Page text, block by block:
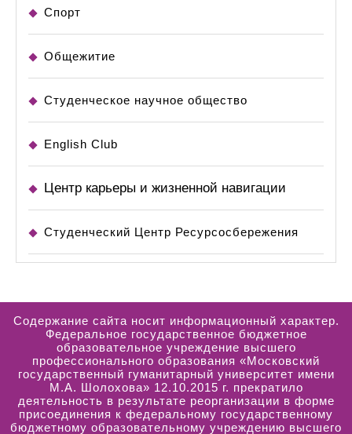
Спорт
Общежитие
Студенческое научное общество
English Club
Центр карьеры и жизненной навигации
Студенческий Центр Ресурсосбережения
Содержание сайта носит информационный характер.
Федеральное государственное бюджетное
образовательное учреждение высшего
профессионального образования «Московский
государственный гуманитарный университет имени
М.А. Шолохова» 12.10.2015 г. прекратило
деятельность в результате реорганизации в форме
присоединения к федеральному государственному
бюджетному образовательному учреждению высшего